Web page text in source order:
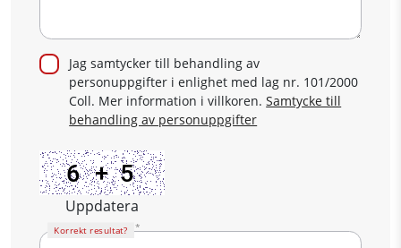
Jag samtycker till behandling av
personuppgifter i enlighet med lag nr. 101/2000
Coll. Mer information i villkoren.Samtycke till
behandling av personuppgifter
Uppdatera
Korrekt resultat?